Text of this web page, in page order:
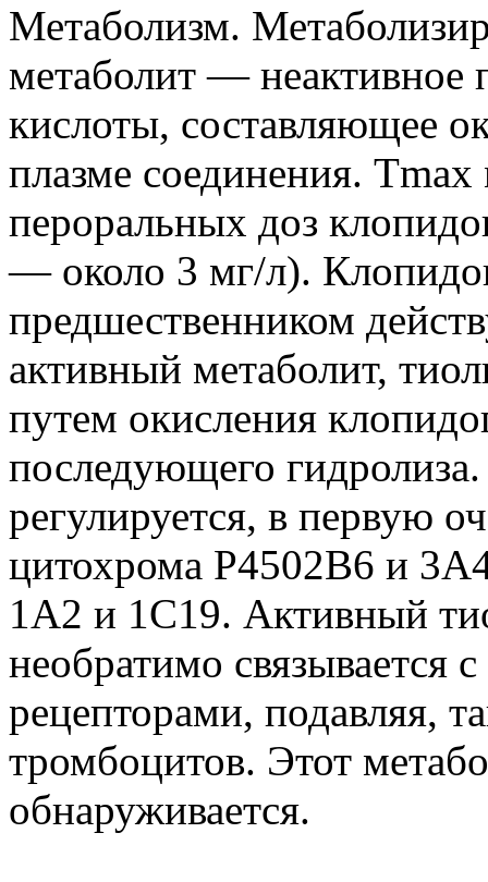
Метаболизм.
метаболит — неактивное
кислоты, составляющее
плазме соединения.
пероральных доз
— около 3 мг/л).
предшественником
активный метаболит,
путем окисления
последующего
регулируется, в первую
цитохрома Р4502В6 и
1А2 и 1С19. Активный
необратимо связывается
рецепторами, подавляя,
тромбоцитов. Этот
обнаруживается.